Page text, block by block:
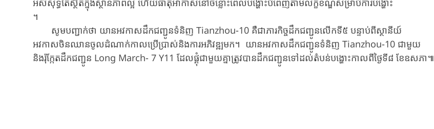
អស់សុទ្ធតែស្ថិតក្នុងស្ថានភាពល្អ ហើយធាតុអាកាសនៅចន្លោះពេលបង្ហោះបំពេញតាមលក្ខខណ្ឌសម្រាប់ការបង្ហោះ
។
សូមបញ្ជាក់ថា យានអវកាសដឹកជញ្ជូនទំនិញ Tianzhou-10 គឺជាភារកិច្ចដឹកជញ្ជូនលើកទី៥ បន្ទាប់ពីស្ថានីយ៍
អវកាសចិនឈានចូលដំណាក់កាលប្រើប្រាស់និងការអភិវឌ្ឍមក។ យានអវកាសដឹកជញ្ជូនទំនិញ Tianzhou-10 ជាមួយ
និងរ៉ុក្កែតដឹកជញ្ជូន Long March- 7 Y11 ដែលផ្គុំជាមួយគ្នាត្រូវបានដឹកជញ្ជូនទៅដល់តំបន់បង្ហោះកាលពីថ្ងៃទី៨ ខែឧសភា៕